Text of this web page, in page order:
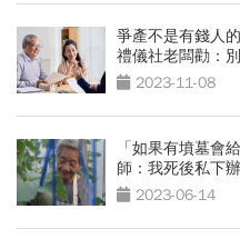
爭產不是有錢人
禮儀社老闆勸：
2023-11-08
「如果有墳墓會
師：我死後私下
2023-06-14